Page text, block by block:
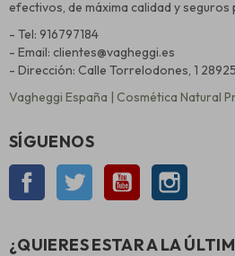
efectivos, de máxima calidad y seguros
- Tel: 916797184
- Email: clientes@vagheggi.es
- Dirección: Calle Torrelodones, 1
Vagheggi España | Cosmética Natural
SÍGUENOS
Facebook Twitter YouTube
¿QUIERES ESTAR A LA